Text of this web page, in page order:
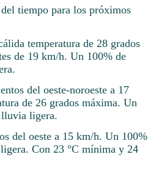
tiempo para los próximos
temperatura de 28 grados
de 19 km/h. Un 100% de
del oeste-noroeste a 17
de 26 grados máxima. Un
ligera.
del oeste a 15 km/h. Un 100%
Con 23 °C mínima y 24